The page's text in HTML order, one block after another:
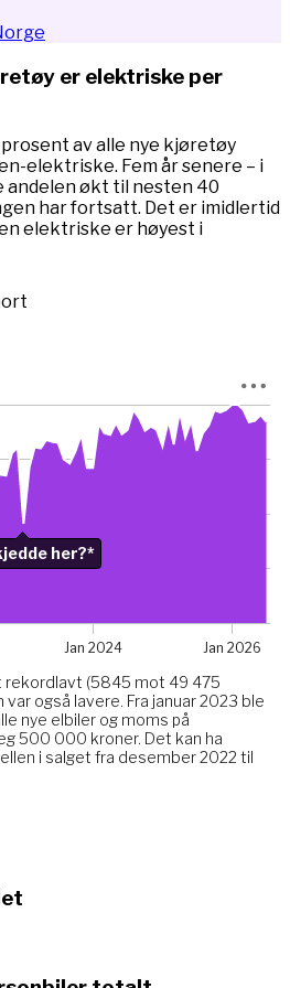
er elektriske per
prosent av alle nye kjøretøy
elektriske. Fem år senere – i
andelen økt til nesten 40
har fortsatt. Det er imidlertid
elektriske er høyest i
rekordlavt (5845 mot 49
Time. Data ranges from
prosent. Data ranges
rekordlavt (5845 mot 49 475
også lavere. Fra januar 2023 ble
nye elbiler og moms på
500 000 kroner. Det kan ha
i salget fra desember 2022 til
Jan 2024 Jan 2026
her?*